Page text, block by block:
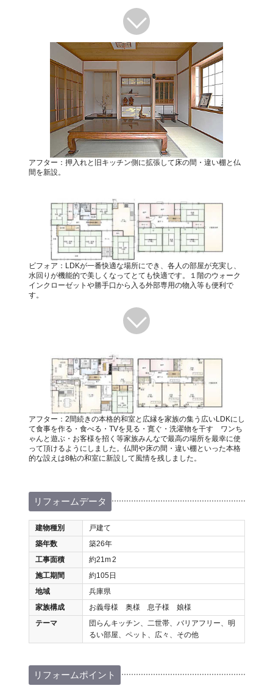
アフター：押入れと旧キッチン側に拡張して床の間・違い棚と仏
間を新設。
ビフォア：LDKが一番快適な場所にでき、各人の部屋が充実し、
水回りが機能的で美しくなってとても快適です。１階のウォーク
インクローゼットや勝手口から入る外部専用の物入等も便利で
す。
アフター：2間続きの本格的和室と広縁を家族の集う広いLDKにし
て食事を作る・食べる・TVを見る・寛ぐ・洗濯物を干す ワンち
ゃんと遊ぶ・お客様を招く等家族みんなで最高の場所を最幸に使
って頂けるようにしました。仏間や床の間・違い棚といった本格
的な設えは8帖の和室に新設して風情を残しました。
リフォームデータ
建物種別
戸建て
築年数
築26年
工事面積
約21m2
施工期間
約105日
地域
兵庫県
家族構成
お義母様 奥様 息子様 娘様
テーマ
団らんキッチン、二世帯、バリアフリー、明
るい部屋、ペット、広々、その他
リフォームポイント